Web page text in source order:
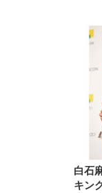
白石
キン